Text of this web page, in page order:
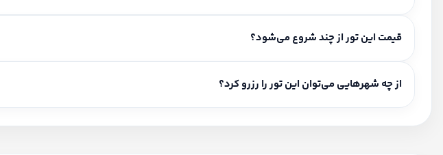
خدمات شامل: صبحانه رایگان، ترنسفر استقبال، گشت شهری.
قیمت این تور از چند شروع می‌شود؟
برای استعلام قیمت این تور با کارشناسان ما تماس بگیرید.
از چه شهرهایی می‌توان این تور را رزرو کرد؟